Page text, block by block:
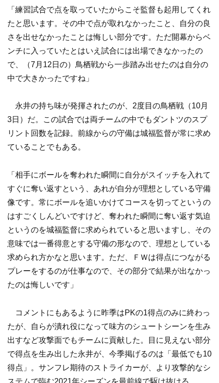
「練習試合で点を取っていたからこそ監督も起用してくれ
たと思います。その中で点が取れなかったこと、自分の良
さを出せなかったことは悔しい部分です。ただ開幕からベ
ンチに入っていたとはいえ試合には出場できなかったの
で、（7月12日の）鳥栖戦から一歩踏み出せたのは自分の
中で大きかったですね」
永井の持ち味が発揮されたのが、2度目の鳥栖戦（10月
3日）だ。この試合では両チームの中でもダントツのスプ
リント回数を記録。前線からの守備は城福監督が常に求め
ていることでもある。
「相手にボールを奪われた瞬間に自分がスイッチを入れて
すぐに奪い返すという、あれが自分が理想としている守備
像です。常にボールを追いかけてコースを切ってというの
はすごくしんどいですけど、奪われた瞬間に奪い返す気迫
というのを城福監督に求められていると思いますし、その
意味では一番得意とする守備の形なので、理想としている
求められ方かなと思います。ただ、ＦＷは得点につながる
プレーをするのが仕事なので、その部分で結果が出なかっ
たのは悔しいです」
コメントにもあるように昨季はPKの1得点のみに終わっ
たが、自らが潰れ役になって味方のシュートシーンを生み
出すなど攻撃面でもチームに貢献した。目に見えない部分
で得点を生み出した永井が、今季掲げるのは「最低でも10
得点」。サンフレ期待のストライカーが、より攻撃的なシ
ステムで臨む2021年シーズンを最前線で駆け抜ける。